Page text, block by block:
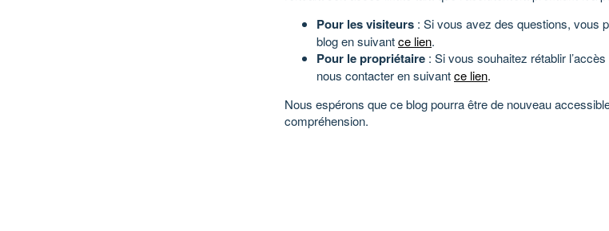
Pour les visiteurs : Si vous avez des questions, vous
blog en suivantce lien.
Pour le propriétaire : Si vous souhaitez rétablir
nous contacter en suivantce lien.
Nous espérons que ce blog pourra être de nouveau
compréhension.